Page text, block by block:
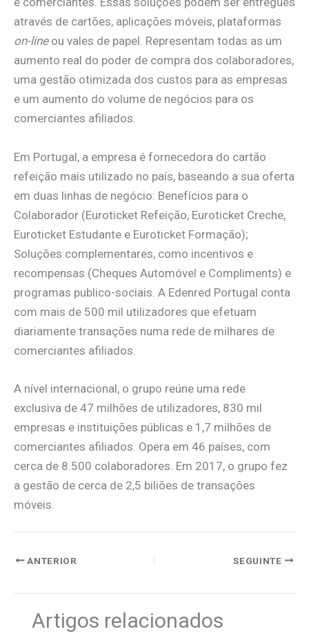
através de cartões, aplicações móveis, plataformas
on-lineou vales de papel. Representam todas as um
aumento real do poder de compra dos colaboradores,
uma gestão otimizada dos custos para as empresas
e um aumento do volume de negócios para os
comerciantes afiliados.
Em Portugal, a empresa é fornecedora do cartão
refeição mais utilizado no país, baseando a sua oferta
em duas linhas de negócio: Benefícios para o
Colaborador (Euroticket Refeição, Euroticket Creche,
Euroticket Estudante e Euroticket Formação);
Soluções complementares, como incentivos e
recompensas (Cheques Automóvel e Compliments) e
programas publico-sociais. A Edenred Portugal conta
com mais de 500 mil utilizadores que efetuam
diariamente transações numa rede de milhares de
comerciantes afiliados.
A nível internacional, o grupo reúne uma rede
exclusiva de 47 milhões de utilizadores, 830 mil
empresas e instituições públicas e 1,7 milhões de
comerciantes afiliados. Opera em 46 países, com
cerca de 8.500 colaboradores. Em 2017, o grupo fez
a gestão de cerca de 2,5 biliões de transações
móveis.
ANTERIOR SEGUINTE
Artigos relacionados